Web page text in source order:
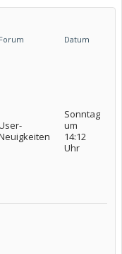
Forum Datum
Sonntag
um
14:12
Uhr